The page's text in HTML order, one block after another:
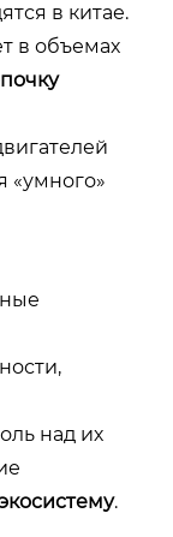
в китае.
в объемах
«умного»
над их
.